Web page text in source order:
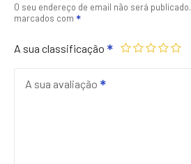
O seu endereço de email não será publicado.
marcados com
A sua classificação
A sua avaliação